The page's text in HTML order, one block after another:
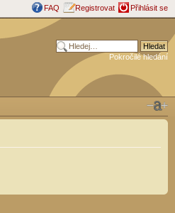
FAQ Registrovat Přihlásit se
Pokročilé hledání